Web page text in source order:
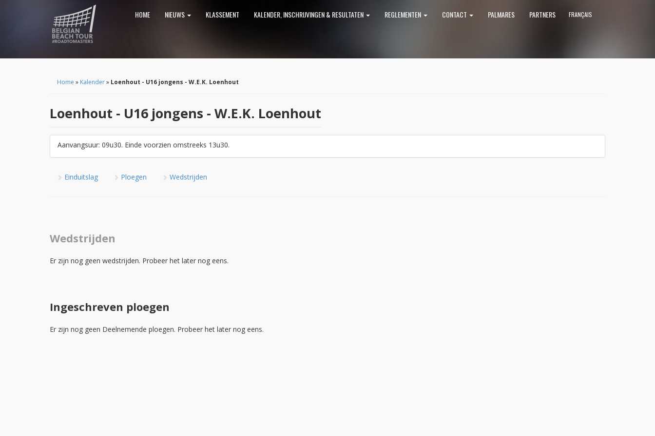
HOME NIEUWS KLASSEMENT KALENDER, INSCHRIJVINGEN & RESULTATEN REGLEMENTEN CONTACT PALMARES PARTNERS FRANÇAIS
Home » Kalender» Loenhout - U16 jongens - W.E.K. Loenhout
Loenhout - U16 jongens - W.E.K. Loenhout
Aanvangsuur: 09u30. Einde voorzien omstreeks 13u30.
Einduitslag Ploegen Wedstrijden
Wedstrijden
Er zijn nog geen wedstrijden. Probeer het later nog eens.
Ingeschreven ploegen
Er zijn nog geen Deelnemende ploegen. Probeer het later nog eens.